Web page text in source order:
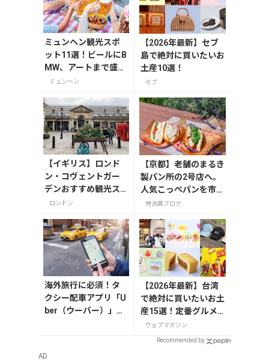
ミュンヘン観光スポ
ット11選！ビールにB
MW、アートまで盛り
だくさん
ミュンヘン
【2026年最新】セブ
島で絶対に買いたいお
土産10選！
セブ
【イギリス】ロンド
ン・コヴェントガー
デンおすすめ観光ス
ポット3つ！
ロンドン
【京都】老舗のまるき
製パン所の2号店へ。
人気こっぺパンを市役
所で味わう
特派員ブログ
海外旅行に必須！タ
クシー配車アプリ「U
ber（ウーバー）」の
【2026年最新】台湾
で絶対に買いたいお土
産15選！定番グルメ
やかわいい雑貨、限定
商品も紹介
ウェブマガジン
Recommended by
AD